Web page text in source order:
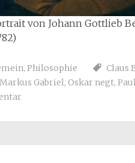
von Johann Gottlieb
, Philosophie Claus
Markus Gabriel, Oskar negt,